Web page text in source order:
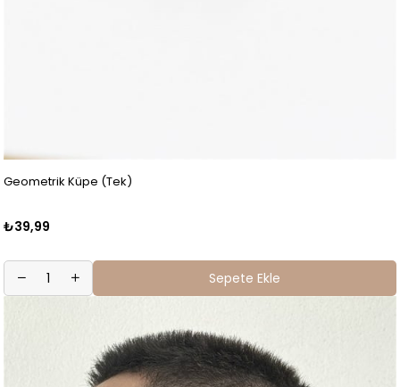
Geometrik Küpe (Tek)
₺39,99
Sepete Ekle